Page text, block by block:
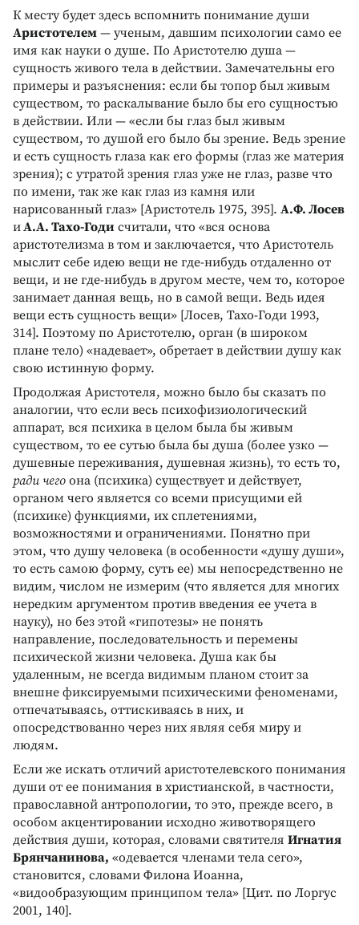
К месту будет здесь вспомнить понимание души
Аристотелем — ученым, давшим психологии само ее
имя как науки о душе. По Аристотелю душа —
сущность живого тела в действии. Замечательны его
примеры и разъяснения: если бы топор был живым
существом, то раскалывание было бы его сущностью
в действии. Или — «если бы глаз был живым
существом, то душой его было бы зрение. Ведь зрение
и есть сущность глаза как его формы (глаз же материя
зрения); с утратой зрения глаз уже не глаз, разве что
по имени, так же как глаз из камня или
нарисованный глаз» [Аристотель 1975, 395]. А.Ф. Лосев
иА.А. Тахо-Годи считали, что «вся основа
аристотелизма в том и заключается, что Аристотель
мыслит себе идею вещи не где-нибудь отдаленно от
вещи, и не где-нибудь в другом месте, чем то, которое
занимает данная вещь, но в самой вещи. Ведь идея
вещи есть сущность вещи» [Лосев, Тахо-Годи 1993,
314]. Поэтому по Аристотелю, орган (в широком
плане тело) «надевает», обретает в действии душу как
свою истинную форму.
Продолжая Аристотеля, можно было бы сказать по
аналогии, что если весь психофизиологический
аппарат, вся психика в целом была бы живым
существом, то ее сутью была бы душа (более узко —
душевные переживания, душевная жизнь), то есть то,
ради чего она (психика) существует и действует,
органом чего является со всеми присущими ей
(психике) функциями, их сплетениями,
возможностями и ограничениями. Понятно при
этом, что душу человека (в особенности «душу души»,
то есть самою форму, суть ее) мы непосредственно не
видим, числом не измерим (что является для многих
нередким аргументом против введения ее учета в
науку), но без этой «гипотезы» не понять
направление, последовательность и перемены
психической жизни человека. Душа как бы
удаленным, не всегда видимым планом стоит за
внешне фиксируемыми психическими феноменами,
отпечатываясь, оттискиваясь в них, и
опосредствованно через них являя себя миру и
людям.
Если же искать отличий аристотелевского понимания
души от ее понимания в христианской, в частности,
православной антропологии, то это, прежде всего, в
особом акцентировании исходно животворящего
действия души, которая, словами святителя Игнатия
Брянчанинова, «одевается членами тела сего»,
становится, словами Филона Иоанна,
«видообразующим принципом тела» [Цит. по Лоргус
2001, 140].